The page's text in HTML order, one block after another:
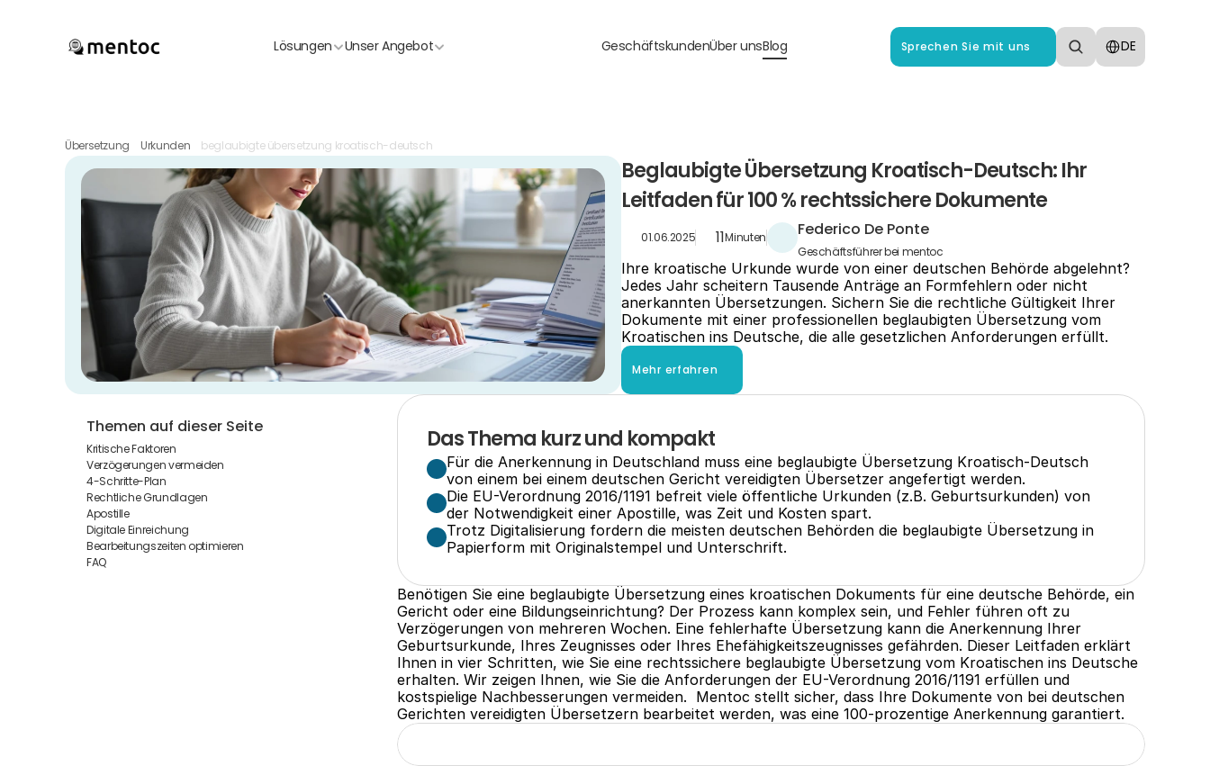
Lösungen Unser Angebot GeschäftskundenÜber unsBlog Sprechen Sie mit uns
Select Language
DE
Übersetzung Urkunden beglaubigte übersetzung kroatisch-deutsch
Beglaubigte Übersetzung Kroatisch-Deutsch: Ihr
Leitfaden für 100 % rechtssichere Dokumente
01.06.2025 11Minuten Federico De Ponte
Geschäftsführer bei mentoc
Ihre kroatische Urkunde wurde von einer deutschen Behörde abgelehnt?
Jedes Jahr scheitern Tausende Anträge an Formfehlern oder nicht
anerkannten Übersetzungen. Sichern Sie die rechtliche Gültigkeit Ihrer
Dokumente mit einer professionellen beglaubigten Übersetzung vom
Kroatischen ins Deutsche, die alle gesetzlichen Anforderungen erfüllt.
Mehr erfahren
Themen auf dieser Seite
Kritische Faktoren
Verzögerungen vermeiden
4-Schritte-Plan
Rechtliche Grundlagen
Apostille
Digitale Einreichung
Bearbeitungszeiten optimieren
FAQ
Das Thema kurz und kompakt
Für die Anerkennung in Deutschland muss eine beglaubigte Übersetzung Kroatisch-Deutsch
von einem bei einem deutschen Gericht vereidigten Übersetzer angefertigt werden.
Die EU-Verordnung 2016/1191 befreit viele öffentliche Urkunden (z.B. Geburtsurkunden) von
der Notwendigkeit einer Apostille, was Zeit und Kosten spart.
Trotz Digitalisierung fordern die meisten deutschen Behörden die beglaubigte Übersetzung in
Papierform mit Originalstempel und Unterschrift.
Benötigen Sie eine beglaubigte Übersetzung eines kroatischen Dokuments für eine deutsche Behörde, ein
Gericht oder eine Bildungseinrichtung? Der Prozess kann komplex sein, und Fehler führen oft zu
Verzögerungen von mehreren Wochen. Eine fehlerhafte Übersetzung kann die Anerkennung Ihrer
Geburtsurkunde, Ihres Zeugnisses oder Ihres Ehefähigkeitszeugnisses gefährden. Dieser Leitfaden erklärt
Ihnen in vier Schritten, wie Sie eine rechtssichere beglaubigte Übersetzung vom Kroatischen ins Deutsche
erhalten. Wir zeigen Ihnen, wie Sie die Anforderungen der EU-Verordnung 2016/1191 erfüllen und
kostspielige Nachbesserungen vermeiden.  Mentoc stellt sicher, dass Ihre Dokumente von bei deutschen
Gerichten vereidigten Übersetzern bearbeitet werden, was eine 100-prozentige Anerkennung garantiert.